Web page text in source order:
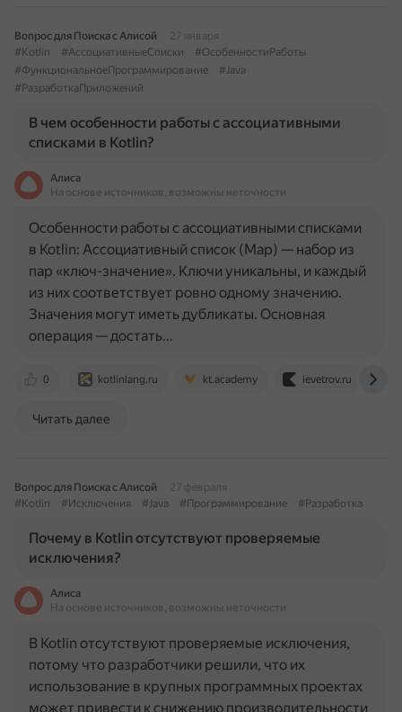
Вопрос для Поиска с Алисой
27 января
#Kotlin
#АссоциативныеСписки
#ОсобенностиРаботы
#ФункциональноеПрограммирование
#Java
#РазработкаПриложений
В чем особенности работы с ассоциативными
списками в Kotlin?
Алиса
На основе источников, возможны неточности
0 kotlinlang.ru kt.academy ievetrov.ru
Особенности работы с ассоциативными списками
в Kotlin: Ассоциативный список (Map) — набор из
пар «ключ-значение». Ключи уникальны, и каждый
из них соответствует ровно одному значению.
Значения могут иметь дубликаты. Основная
операция — достать…
Читать далее
Вопрос для Поиска с Алисой
27 февраля
#Kotlin
#Исключения #Java #Программирование #Разработка
Почему в Kotlin отсутствуют проверяемые
исключения?
Алиса
На основе источников, возможны неточности
В Kotlin отсутствуют проверяемые исключения,
потому что разработчики решили, что их
использование в крупных программных проектах
может привести к снижению производительности